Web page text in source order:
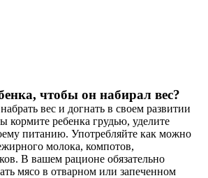
чтобы он набирал вес?
вес и догнать в своем развитии
кормите ребенка грудью, уделите
питанию. Употребляйте как можно
молока, компотов,
В вашем рационе обязательно
мясо в отварном или запеченном